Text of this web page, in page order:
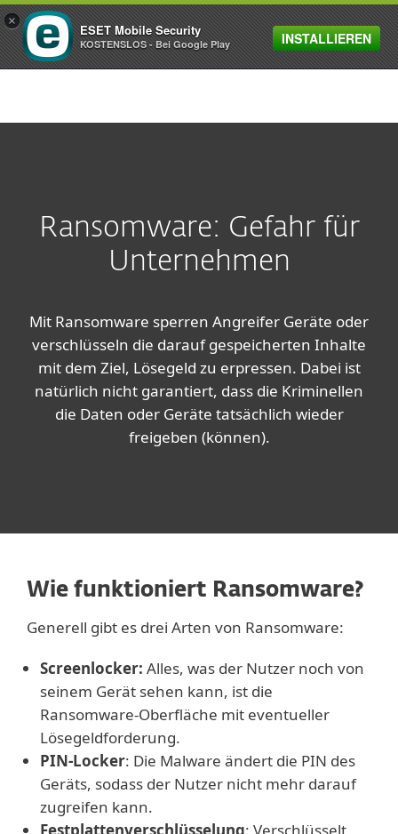
MENU
Ransomware: Gefahr für
Unternehmen
Mit Ransomware sperren Angreifer Geräte oder
verschlüsseln die darauf gespeicherten Inhalte
mit dem Ziel, Lösegeld zu erpressen. Dabei ist
natürlich nicht garantiert, dass die Kriminellen
die Daten oder Geräte tatsächlich wieder
freigeben (können).
Wie funktioniert Ransomware?
Generell gibt es drei Arten von Ransomware:
Screenlocker: Alles, was der Nutzer noch von
seinem Gerät sehen kann, ist die
Ransomware-Oberfläche mit eventueller
Lösegeldforderung.
PIN-Locker: Die Malware ändert die PIN des
Geräts, sodass der Nutzer nicht mehr darauf
zugreifen kann.
×
ESET Mobile Security
KOSTENSLOS - Bei Google Play INSTALLIEREN